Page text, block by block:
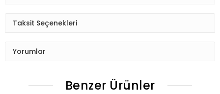
Taksit Seçenekleri
Yorumlar
Benzer Ürünler